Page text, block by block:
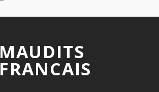
MAUDITS
FRANCAIS